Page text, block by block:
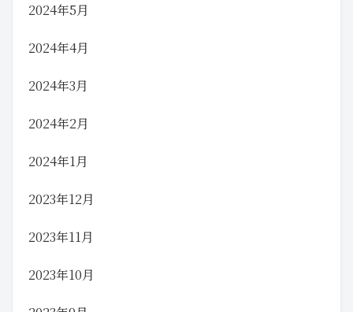
2024年5月
2024年4月
2024年3月
2024年2月
2024年1月
2023年12月
2023年11月
2023年10月